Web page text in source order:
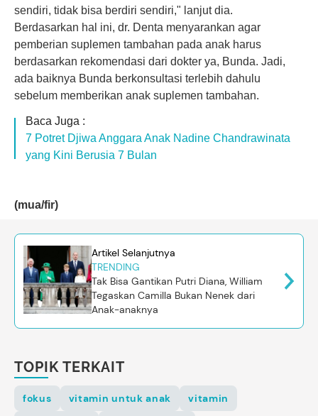
sendiri, tidak bisa berdiri sendiri," lanjut dia.
Berdasarkan hal ini, dr. Denta menyarankan agar
pemberian suplemen tambahan pada anak harus
berdasarkan rekomendasi dari dokter ya, Bunda. Jadi,
ada baiknya Bunda berkonsultasi terlebih dahulu
sebelum memberikan anak suplemen tambahan.
Baca Juga :
7 Potret Djiwa Anggara Anak Nadine Chandrawinata
yang Kini Berusia 7 Bulan
(mua/fir)
Artikel Selanjutnya
TRENDING
Tak Bisa Gantikan Putri Diana, William
Tegaskan Camilla Bukan Nenek dari
Anak-anaknya
TOPIK TERKAIT
fokus vitamin untuk anak
vitamin